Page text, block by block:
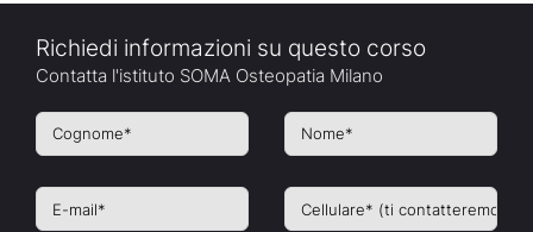
Richiedi informazioni su questo corso
Contatta l'istituto SOMA Osteopatia Milano